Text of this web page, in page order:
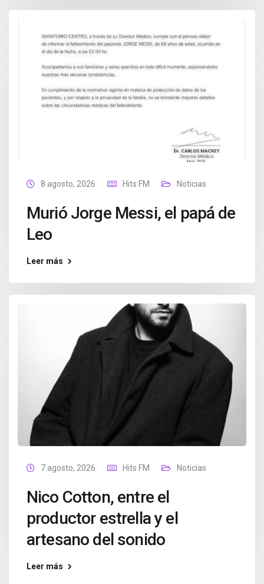
8 agosto, 2026 Hits FM Noticias
Murió Jorge Messi, el papá de
Leo
Leer más
7 agosto, 2026 Hits FM Noticias
Nico Cotton, entre el
productor estrella y el
artesano del sonido
Leer más